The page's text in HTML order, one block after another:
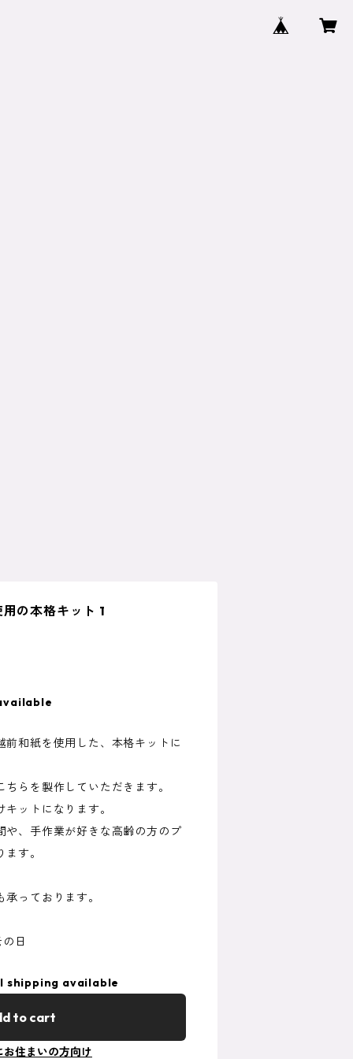
の本格キット 1
前和紙を使用した、本格キットに
らを製作していただきます。
ットになります。
や、手作業が好きな高齢の方のプ
す。
っております。
日
shipping available
to cart
お住まいの方向け